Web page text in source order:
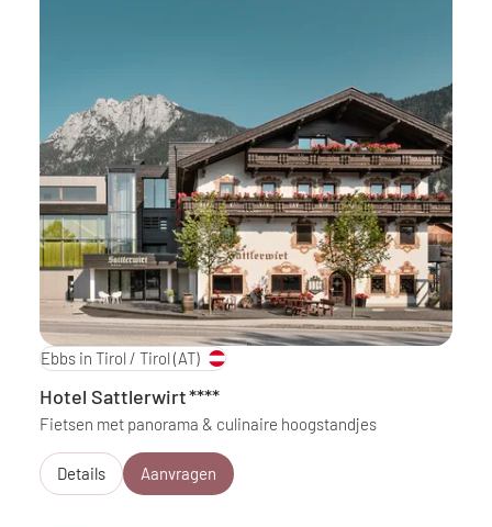
Ebbs in Tirol / Tirol (AT)
Hotel Sattlerwirt****
Fietsen met panorama & culinaire hoogstandjes
Details Aanvragen